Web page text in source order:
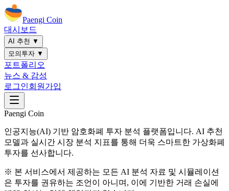
Paengi Coin
대시보드
AI 추천 ▼
모의투자 ▼
포트폴리오
뉴스 & 감성
로그인회원가입
Paengi Coin
인공지능(AI) 기반 암호화폐 투자 분석 플랫폼입니다. AI 추천
모델과 실시간 시장 분석 지표를 통해 더욱 스마트한 가상화폐
투자를 선사합니다.
※ 본 서비스에서 제공하는 모든 AI 분석 자료 및 시뮬레이션
은 투자를 권유하는 조언이 아니며, 이에 기반한 거래 손실에